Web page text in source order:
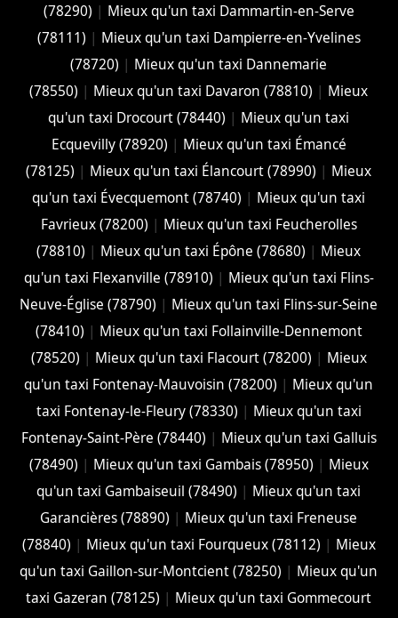
(78290) | Mieux qu'un taxi Dammartin-en-Serve
(78111) | Mieux qu'un taxi Dampierre-en-Yvelines
(78720) | Mieux qu'un taxi Dannemarie
(78550) | Mieux qu'un taxi Davaron (78810) | Mieux
qu'un taxi Drocourt (78440) | Mieux qu'un taxi
Ecquevilly (78920) | Mieux qu'un taxi Émancé
(78125) | Mieux qu'un taxi Élancourt (78990) | Mieux
qu'un taxi Évecquemont (78740) | Mieux qu'un taxi
Favrieux (78200) | Mieux qu'un taxi Feucherolles
(78810) | Mieux qu'un taxi Épône (78680) | Mieux
qu'un taxi Flexanville (78910) | Mieux qu'un taxi Flins-
Neuve-Église (78790) | Mieux qu'un taxi Flins-sur-Seine
(78410) | Mieux qu'un taxi Follainville-Dennemont
(78520) | Mieux qu'un taxi Flacourt (78200) | Mieux
qu'un taxi Fontenay-Mauvoisin (78200) | Mieux qu'un
taxi Fontenay-le-Fleury (78330) | Mieux qu'un taxi
Fontenay-Saint-Père (78440) | Mieux qu'un taxi Galluis
(78490) | Mieux qu'un taxi Gambais (78950) | Mieux
qu'un taxi Gambaiseuil (78490) | Mieux qu'un taxi
Garancières (78890) | Mieux qu'un taxi Freneuse
(78840) | Mieux qu'un taxi Fourqueux (78112) | Mieux
qu'un taxi Gaillon-sur-Montcient (78250) | Mieux qu'un
taxi Gazeran (78125) | Mieux qu'un taxi Gommecourt